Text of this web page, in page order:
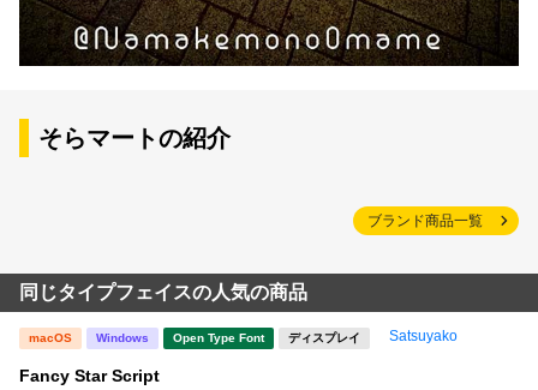
そらマートの紹介
ブランド商品一覧
同じタイプフェイスの人気の商品
macOS Windows Open Type Font ディスプレイ Satsuyako
Fancy Star Script